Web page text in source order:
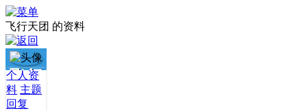
飞行天团 的资料
飞行
天团
个人资
料 主题
回复